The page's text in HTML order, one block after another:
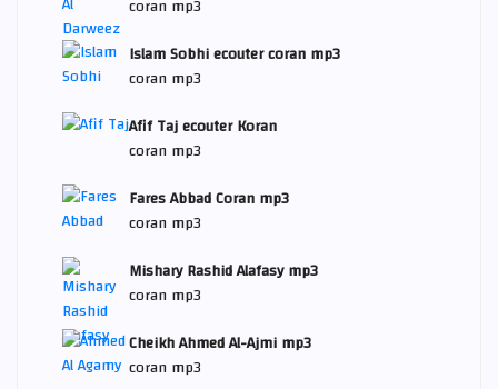
coran mp3
Islam Sobhi ecouter coran mp3
coran mp3
Afif Taj ecouter Koran
coran mp3
Fares Abbad Coran mp3
coran mp3
Mishary Rashid Alafasy mp3
coran mp3
Cheikh Ahmed Al-Ajmi mp3
coran mp3